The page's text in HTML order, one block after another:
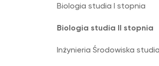
Biologia studia I stopnia
Biologia studia II stopnia
Inżynieria Środowiska